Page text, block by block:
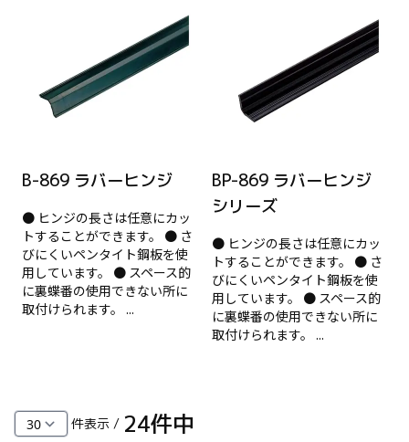
B-869 ラバーヒンジ
● ヒンジの長さは任意にカッ
トすることができます。 ● さ
びにくいペンタイト鋼板を使
用しています。 ● スペース的
に裏蝶番の使用できない所に
取付けられます。 ...
BP-869 ラバーヒンジ
シリーズ
● ヒンジの長さは任意にカッ
トすることができます。 ● さ
びにくいペンタイト鋼板を使
用しています。 ● スペース的
に裏蝶番の使用できない所に
取付けられます。 ...
件表示 / 24件中